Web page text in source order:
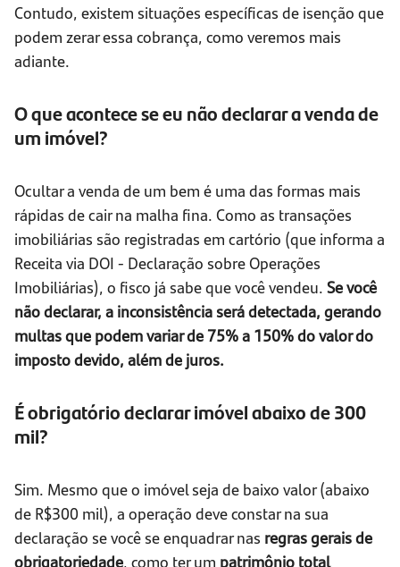
Contudo, existem situações específicas de isenção que
podem zerar essa cobrança, como veremos mais
adiante.
O que acontece se eu não declarar a venda de
um imóvel?
Ocultar a venda de um bem é uma das formas mais
rápidas de cair na malha fina. Como as transações
imobiliárias são registradas em cartório (que informa a
Receita via DOI - Declaração sobre Operações
Imobiliárias), o fisco já sabe que você vendeu. Se você
não declarar, a inconsistência será detectada, gerando
multas que podem variar de 75% a 150% do valor do
imposto devido, além de juros.
É obrigatório declarar imóvel abaixo de 300
mil?
Sim. Mesmo que o imóvel seja de baixo valor (abaixo
de R$300 mil), a operação deve constar na sua
declaração se você se enquadrar nas regras gerais de
obrigatoriedade, como ter um patrimônio total